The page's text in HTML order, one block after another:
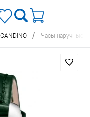
CANDINO / Часы наручные